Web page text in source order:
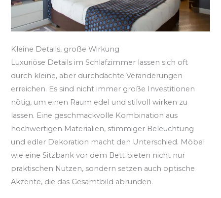
Kleine Details, große Wirkung
Luxuriöse Details im Schlafzimmer lassen sich oft
durch kleine, aber durchdachte Veränderungen
erreichen. Es sind nicht immer große Investitionen
nötig, um einen Raum edel und stilvoll wirken zu
lassen. Eine geschmackvolle Kombination aus
hochwertigen Materialien, stimmiger Beleuchtung
und edler Dekoration macht den Unterschied. Möbel
wie eine Sitzbank vor dem Bett bieten nicht nur
praktischen Nutzen, sondern setzen auch optische
Akzente, die das Gesamtbild abrunden.